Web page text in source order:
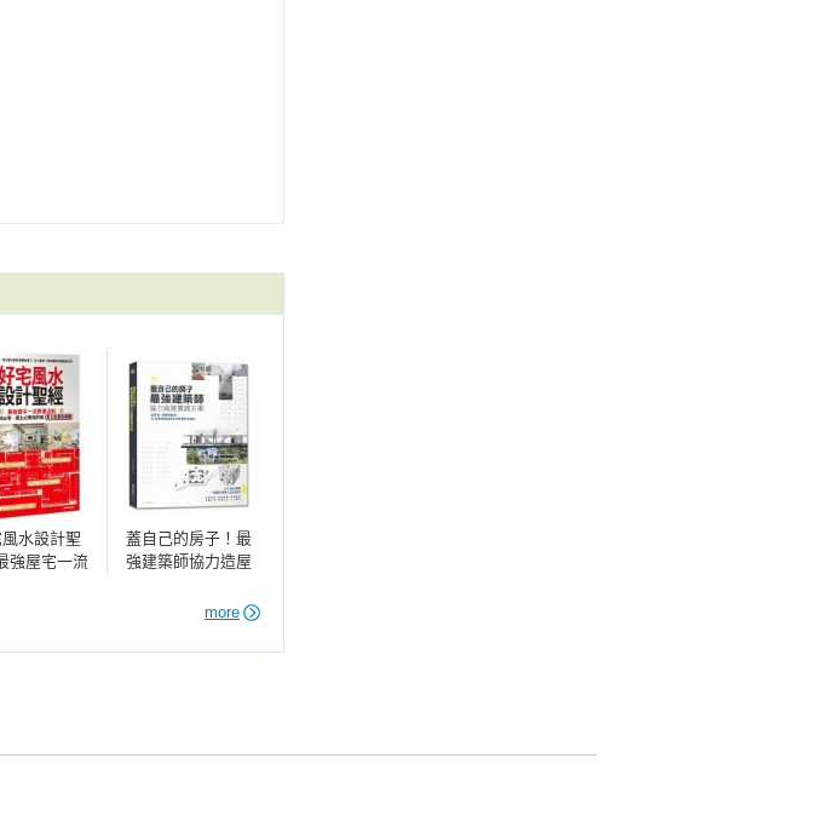
水設計聖
強屋宅一流
書
蓋自己的房子！最
強建築師協力造屋
地、規劃到營造，
灣單棟住宅設計
more